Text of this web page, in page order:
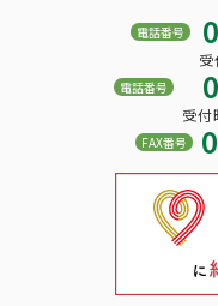
電話番号
電話番号
受
FAX番号